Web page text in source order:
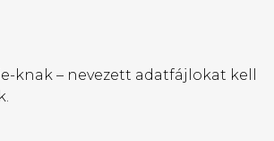
knak – nevezett adatfájlokat kell